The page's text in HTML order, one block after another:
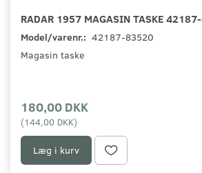
RADAR 1957 MAGASIN TASKE
Model/varenr.: 42187-83520
Magasin taske
180,00 DKK
(144,00 DKK)
Læg i kurv